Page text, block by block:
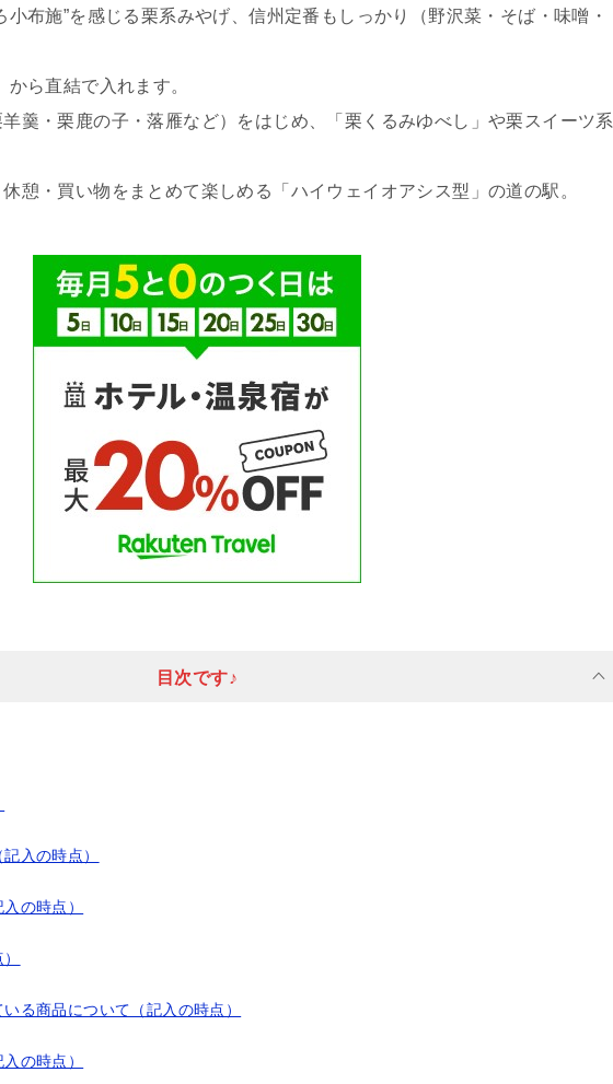
小布施”を感じる栗系みやげ、信州定番もしっかり（野沢菜・そば・味噌・
から直結で入れます。
羊羹・栗鹿の子・落雁など）をはじめ、「栗くるみゆべし」や栗スイーツ系
憩・買い物をまとめて楽しめる「ハイウェイオアシス型」の道の駅。
目次です♪
入の時点）
の時点）
る商品について（記入の時点）
の時点）